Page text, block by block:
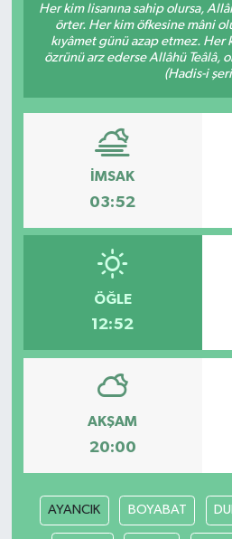
Her kim lisanına sahip olursa,
örter. Her kim öfkesine mâni
kıyâmet günü azap etmez. Her
özrünü arz ederse Allâhü Teâlâ,
(Hadis-i
İMSAK
03:52
ÖĞLE
12:52
AKŞAM
20:00
AYANCIK BOYABAT